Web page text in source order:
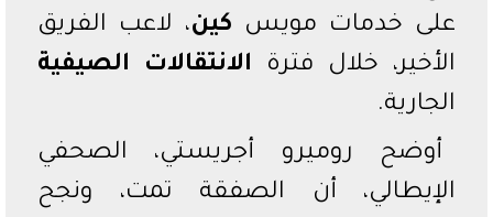
على خدمات مويس كين، لاعب الفريق
الأخير، خلال فترة الانتقالات الصيفية
الجارية.
أوضح روميرو أجريستي، الصحفي
الإيطالي، أن الصفقة تمت، ونجح